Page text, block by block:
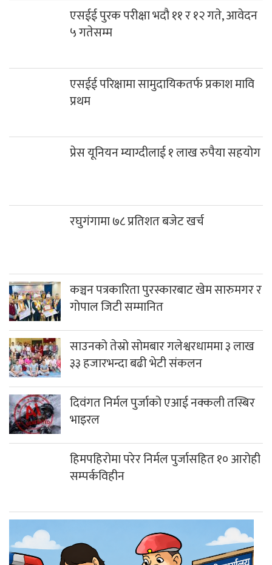
एसईई पुरक परीक्षा भदौ ११ र १२ गते, आवेदन
५ गतेसम्म
एसईई परिक्षामा सामुदायिकतर्फ प्रकाश मावि
प्रथम
प्रेस यूनियन म्याग्दीलाई १ लाख रुपैया सहयोग
रघुगंगामा ७८ प्रतिशत बजेट खर्च
कञ्चन पत्रकारिता पुरस्कारबाट खेम सारुमगर र
गोपाल जिटी सम्मानित
साउनको तेस्रो सोमबार गलेश्वरधाममा ३ लाख
३३ हजारभन्दा बढी भेटी संकलन
दिवंगत निर्मल पुर्जाको एआई नक्कली तस्बिर
भाइरल
हिमपहिरोमा परेर निर्मल पुर्जासहित १० आरोही
सम्पर्कविहीन